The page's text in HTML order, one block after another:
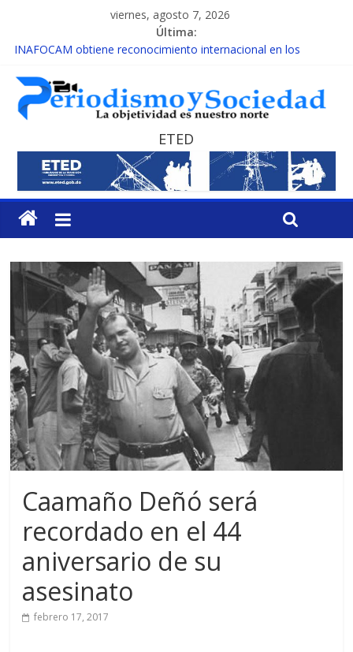
viernes, agosto 7, 2026
Última:
INAFOCAM obtiene reconocimiento internacional en los
15 de febrero de cada año es Día Nacional de la lucha contra el
cáncer infantil
EL ENFOQUE UNILATERAL DE LA COALICIÓN
MESCyT y Universidad Albizu apoyarán rehabilitación de
reclusos
MESCyT presenta calendario de Consulta Nacional por la
Educación
ETED
Caamaño Deñó será
recordado en el 44
aniversario de su
asesinato
febrero 17, 2017